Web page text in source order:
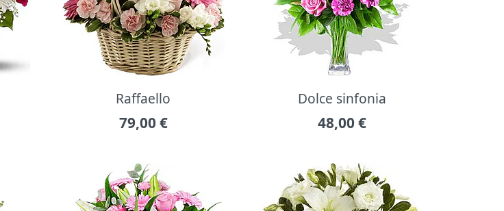
Raffaello
79,00 €
Dolce sinfonia
48,00 €